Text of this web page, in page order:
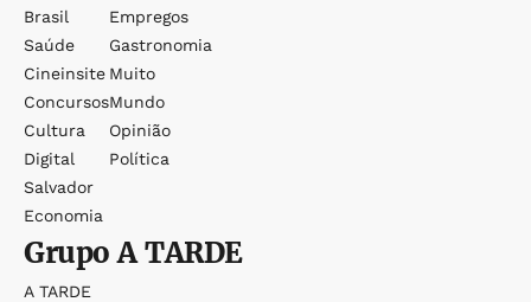
Brasil
Saúde
Cineinsite
Concursos
Cultura
Digital
Salvador
Economia
Empregos
Gastronomia
Muito
Mundo
Opinião
Política
GrupoA TARDE
A TARDE